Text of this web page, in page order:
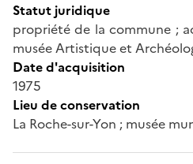
Statut juridique
propriété de la commune ;
musée Artistique et
Date d'acquisition
1975
Lieu de conservation
La Roche-sur-Yon ; musée